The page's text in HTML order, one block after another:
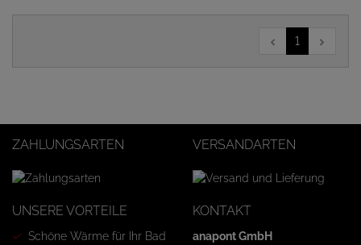
1
ZAHLUNGSARTEN VERSANDARTEN
UNSERE VORTEILE
Schöne Wärme für Ihr Bad
KONTAKT
anapont GmbH